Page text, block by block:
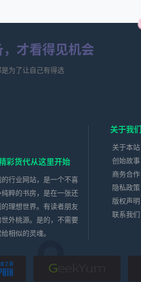
才看得见机会
为了让自己有得选
彩货代从这里开始
行业网站，是一个不喜
粹的书房，是在一张还
理想世界。有读者朋友
外桃源。是的，不需要
相似的灵魂。
关于我们
关于本站
创始故事
商务合作
隐私政策
版权声明
联系我们